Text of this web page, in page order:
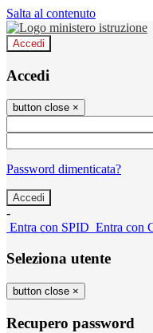
Salta al contenuto
Accedi
Accedi
button close ×
Password dimenticata?
-
Entra con SPID Entra con
Seleziona utente
button close ×
Recupero password